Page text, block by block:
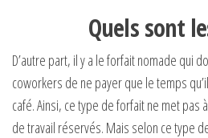
Quels sont
D’autre part, il y a le forfait nomade qui
coworkers de ne payer que le temps
café. Ainsi, ce type de forfait ne met
de travail réservés. Mais selon ce type